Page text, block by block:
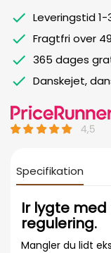
Leveringstid
Fragtfri over
365 dages
Danskejet,
Specifikation
Ir lygte
regulering.
Mangler du lidt